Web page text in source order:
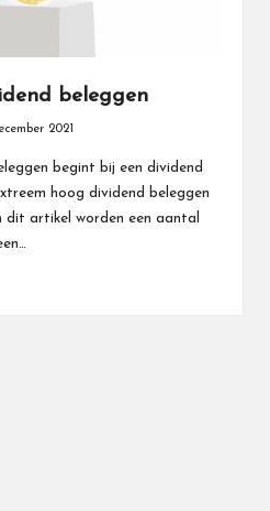
beleggen
2021
begint bij een dividend
hoog dividend beleggen
dit artikel worden een aantal